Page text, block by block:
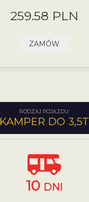
259.58 PLN
ZAMÓW
RODZAJ POJAZDU:
KAMPER DO 3,5T
10 DNI